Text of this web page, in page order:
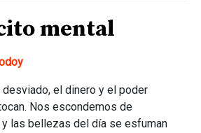
mental
desviado, el dinero y el poder
Nos escondemos de
las bellezas del día se esfuman